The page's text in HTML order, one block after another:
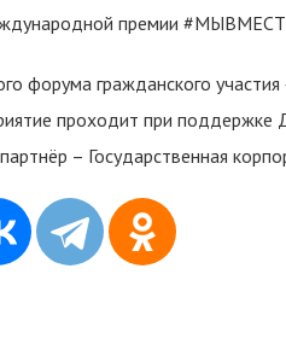
премии
форума гражданского
проходит при
– Государственная